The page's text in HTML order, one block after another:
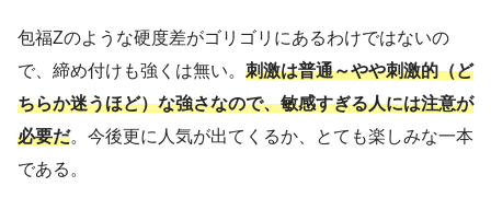
包福Zのような硬度差がゴリゴリにあるわけではないの
で、締め付けも強くは無い。 刺激は普通～やや刺激的（ど
ちらか迷うほど）な強さなので、敏感すぎる人には注意が
必要だ。今後更に人気が出てくるか、とても楽しみな一本
である。